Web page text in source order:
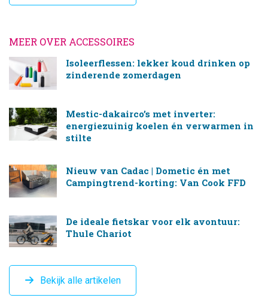
MEER OVER ACCESSOIRES
Isoleerflessen: lekker koud drinken op
zinderende zomerdagen
Mestic-dakairco’s met inverter:
energiezuinig koelen én verwarmen in
stilte
Nieuw van Cadac | Dometic én met
Campingtrend-korting: Van Cook FFD
De ideale fietskar voor elk avontuur:
Thule Chariot
Bekijk alle artikelen